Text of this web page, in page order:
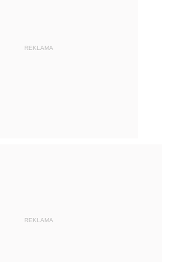
REKLAMA
REKLAMA